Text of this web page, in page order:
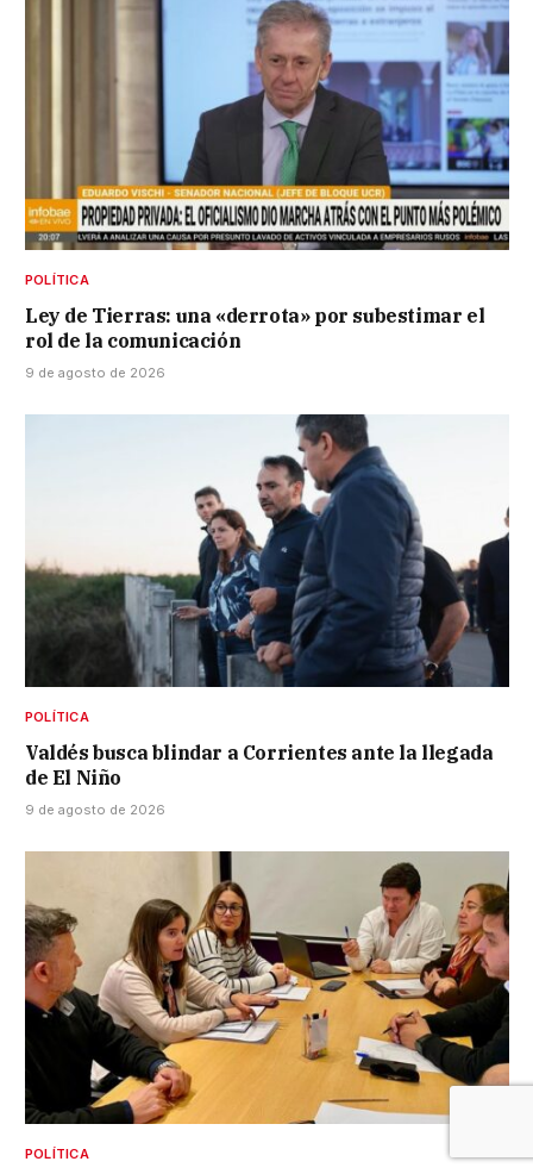
POLÍTICA
Ley de Tierras: una «derrota» por subestimar el
rol de la comunicación
9 de agosto de 2026
POLÍTICA
Valdés busca blindar a Corrientes ante la llegada
de El Niño
9 de agosto de 2026
POLÍTICA